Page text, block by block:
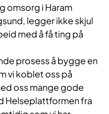
omsorg i Haram
legger ikke skjul
med å få ting på
prosess å bygge en
vi koblet oss på
oss mange gode
Helseplattformen fra